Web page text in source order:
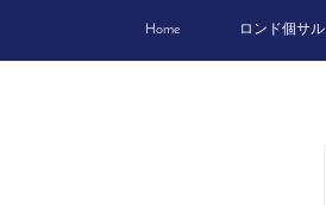
Home ロンド個サル